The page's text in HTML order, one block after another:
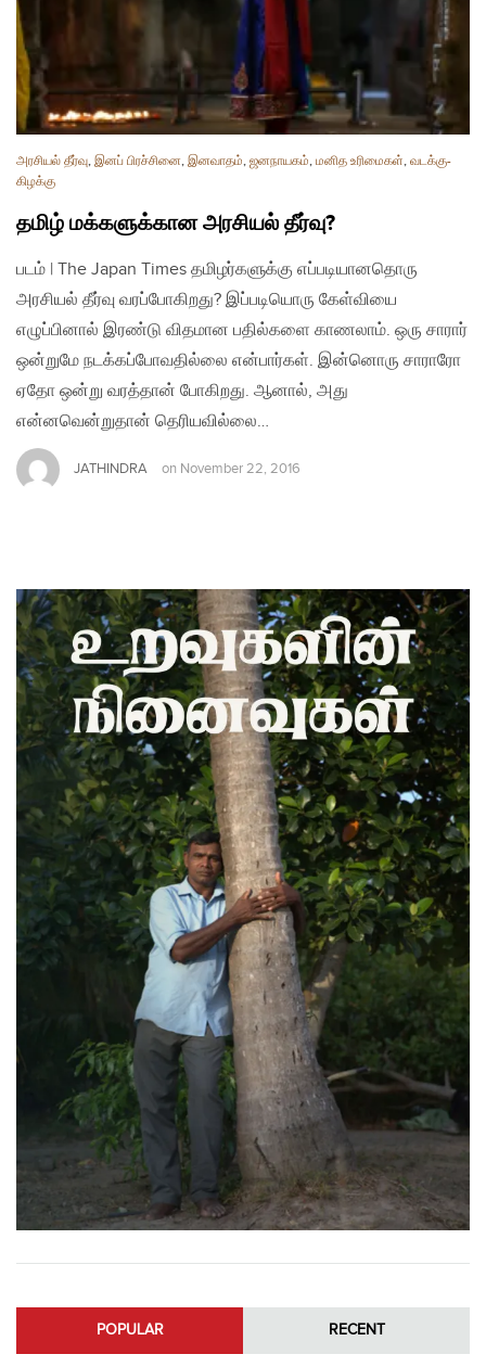
அரசியல் தீர்வு, இனப் பிரச்சினை, இனவாதம், ஜனநாயகம், மனித உரிமைகள், வடக்கு-
கிழக்கு
தமிழ் மக்களுக்கான அரசியல் தீர்வு?
படம் | The Japan Times தமிழர்களுக்கு எப்படியானதொரு
அரசியல் தீர்வு வரப்போகிறது? இப்படியொரு கேள்வியை
எழுப்பினால் இரண்டு விதமான பதில்களை காணலாம். ஒரு சாரார்
ஒன்றுமே நடக்கப்போவதில்லை என்பார்கள். இன்னொரு சாராரோ
ஏதோ ஒன்று வரத்தான் போகிறது. ஆனால், அது
என்னவென்றுதான் தெரியவில்லை…
JATHINDRA on November 22, 2016
POPULAR RECENT